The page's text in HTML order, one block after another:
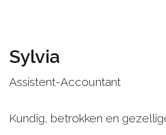
Sylvia
Assistent-Accountant
Kundig, betrokken en